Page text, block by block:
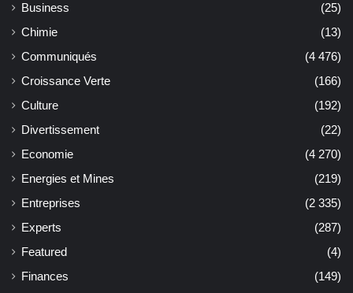
Business
(25)
Chimie
(13)
Communiqués
(4 476)
Croissance Verte
(166)
Culture
(192)
Divertissement
(22)
Economie
(4 270)
Energies et Mines
(219)
Entreprises
(2 335)
Experts
(287)
Featured
(4)
Finances
(149)